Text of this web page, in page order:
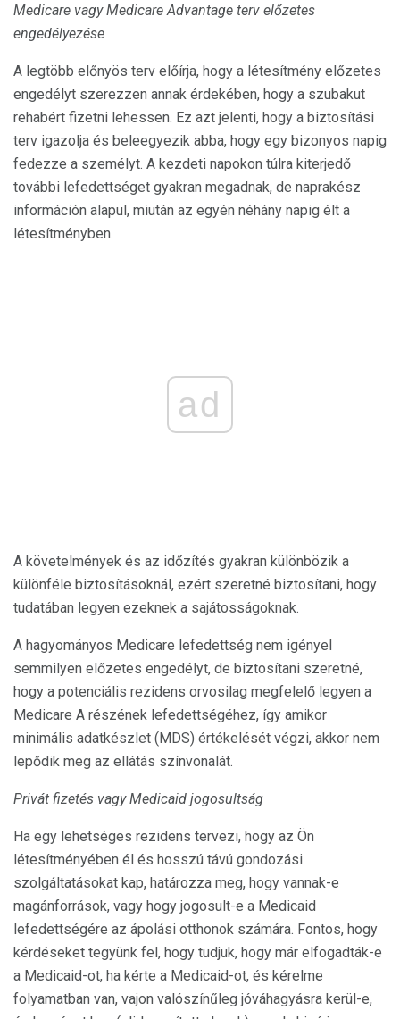
Medicare vagy Medicare Advantage terv előzetes
engedélyezése
A legtöbb előnyös terv előírja, hogy a létesítmény előzetes
engedélyt szerezzen annak érdekében, hogy a szubakut
rehabért fizetni lehessen. Ez azt jelenti, hogy a biztosítási
terv igazolja és beleegyezik abba, hogy egy bizonyos napig
fedezze a személyt. A kezdeti napokon túlra kiterjedő
további lefedettséget gyakran megadnak, de naprakész
információn alapul, miután az egyén néhány napig élt a
létesítményben.
ad
A követelmények és az időzítés gyakran különbözik a
különféle biztosításoknál, ezért szeretné biztosítani, hogy
tudatában legyen ezeknek a sajátosságoknak.
A hagyományos Medicare lefedettség nem igényel
semmilyen előzetes engedélyt, de biztosítani szeretné,
hogy a potenciális rezidens orvosilag megfelelő legyen a
Medicare A részének lefedettségéhez, így amikor
minimális adatkészlet (MDS) értékelését végzi, akkor nem
lepődik meg az ellátás színvonalát.
Privát fizetés vagy Medicaid jogosultság
Ha egy lehetséges rezidens tervezi, hogy az Ön
létesítményében él és hosszú távú gondozási
szolgáltatásokat kap, határozza meg, hogy vannak-e
magánforrások, vagy hogy jogosult-e a Medicaid
lefedettségére az ápolási otthonok számára. Fontos, hogy
kérdéseket tegyünk fel, hogy tudjuk, hogy már elfogadták-e
a Medicaid-ot, ha kérte a Medicaid-ot, és kérelme
folyamatban van, vajon valószínűleg jóváhagyásra kerül-e,